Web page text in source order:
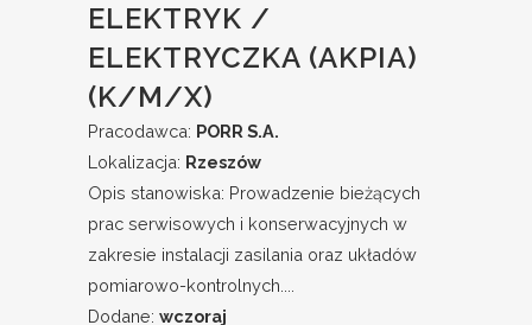
ELEKTRYK /
ELEKTRYCZKA (AKPIA)
(K/M/X)
Pracodawca: PORR S.A.
Lokalizacja: Rzeszów
Opis stanowiska: Prowadzenie bieżących
prac serwisowych i konserwacyjnych w
zakresie instalacji zasilania oraz układów
pomiarowo-kontrolnych....
Dodane: wczoraj